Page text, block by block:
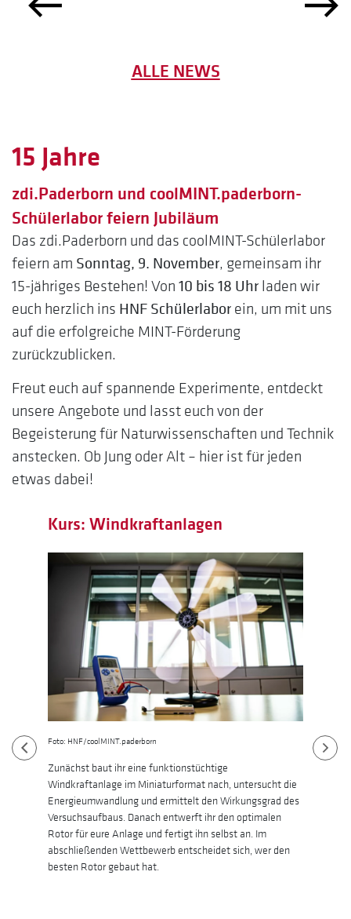
ALLE NEWS
15 Jahre
zdi.Paderborn und coolMINT.paderborn-
Schülerlabor feiern Jubiläum
Das zdi.Paderborn und das coolMINT-Schülerlabor
feiern am Sonntag, 9. November, gemeinsam ihr
15-jähriges Bestehen! Von 10 bis 18 Uhr laden wir
euch herzlich ins HNF Schülerlabor ein, um mit uns
auf die erfolgreiche MINT-Förderung
zurückzublicken.
Freut euch auf spannende Experimente, entdeckt
unsere Angebote und lasst euch von der
Begeisterung für Naturwissenschaften und Technik
anstecken. Ob Jung oder Alt – hier ist für jeden
etwas dabei!
Kurs: Windkraftanlagen
Foto: HNF/coolMINT.paderborn
Zunächst baut ihr eine funktionstüchtige
Windkraftanlage im Miniaturformat nach, untersucht die
Energieumwandlung und ermittelt den Wirkungsgrad des
Versuchsaufbaus. Danach entwerft ihr den optimalen
Rotor für eure Anlage und fertigt ihn selbst an. Im
abschließenden Wettbewerb entscheidet sich, wer den
besten Rotor gebaut hat.
Foto: